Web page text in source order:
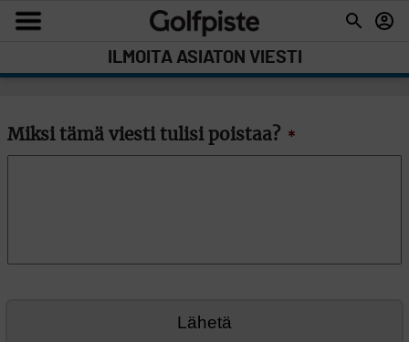
ILMOITA ASIATON VIESTI
Miksi tämä viesti tulisi poistaa? *